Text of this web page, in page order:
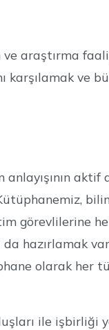
araştırma
ve
görevlilerine
hazırlamak
olarak her
ile işbirliği